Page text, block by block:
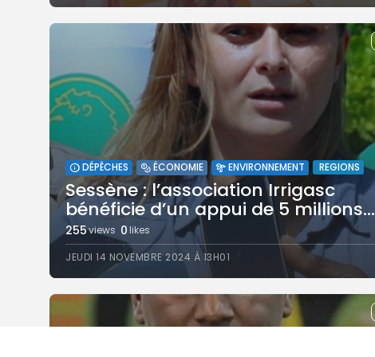
DÉPÊCHES ÉCONOMIE ENVIRONNEMENT REGIONS
Sessène : l’association Irrigasc
bénéficie d’un appui de 5 millions...
255views 0 likes
JEUDI 14 NOVEMBRE 2024 À 13H01